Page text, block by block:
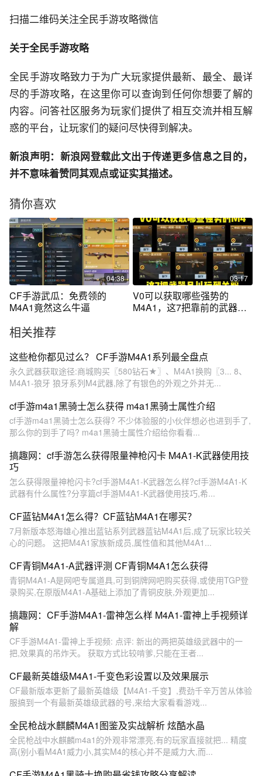
扫描二维码关注全民手游攻略微信
关于全民手游攻略
全民手游攻略致力于为广大玩家提供最新、最全、最详
尽的手游攻略，在这里你可以查询到任何你想要了解的
内容。问答社区服务为玩家们提供了相互交流并相互解
惑的平台，让玩家们的疑问尽快得到解决。
新浪声明：新浪网登载此文出于传递更多信息之目的，
并不意味着赞同其观点或证实其描述。
猜你喜欢
04:38
CF手游武瓜：免费领的
M4A1竟然这么牛逼
03:17
V0可以获取哪些强势的
M4A1，这7把靠前的武器你
相关推荐
这些枪你都见过么？ CF手游M4A1系列最全盘点
永久武器获取途径:商城购买〖580钻石★〗、M4A1换购〖3... 8、
M4A1-狼牙 狼牙系列M4武器,除了有银色的外观之外并无...
cf手游m4a1黑骑士怎么获得 m4a1黑骑士属性介绍
cf手游m4a1黑骑士怎么获得? 不少体验服的小伙伴想必也进到手了,
那么你的到手了吗? m4a1黑骑士属性介绍给你看看...
搞趣网：cf手游怎么获得限量神枪闪卡 M4A1-K武器使用技
巧
怎么获得限量神枪闪卡?cf手游M4A1-K武器怎么样?cf手游M4A1-K
武器有什么属性?分享篇cf手游M4A1-K武器使用技巧,希...
CF蓝钻M4A1怎么得？CF蓝钻M4A1在哪买？
7月新版本怒海雄心推出蓝钻系列武器蓝钻M4A1后,成了玩家比较关
心的问题。 这把M4A1家族新成员,属性值和其他M4A1...
CF青铜M4A1-A武器评测 CF青铜M4A1怎么获得
青铜M4A1-A是网吧专属道具,可到铜牌网吧购买获得,或使用TGP登
录购买,在原版M4A1-A基础上添加了青铜皮肤,外观更加...
搞趣网：CF手游M4A1-雷神怎么样 M4A1-雷神上手视频详
解
CF手游M4A1-雷神上手视频: 点评: 新出的两把英雄级武器中的一
把,效果真的吊炸天。 获取方式比较啃爹,只能在王者...
CF最新英雄级M4A1-千变色彩设置以及效果展示
CF最新版本更新了最新英雄级【M4A1-千变】,费劲千辛万苦从体验
服搞到一个有最新英雄级武器的号,来给大家看看游戏...
全民枪战水麒麟M4A1图鉴及实战解析 炫酷水晶
全民枪战中水麒麟m4a1的外观非常漂亮,有的玩家直接就把... 精度
高(别小看M4A1威力小,其实M4的核心并不是威力大,而...